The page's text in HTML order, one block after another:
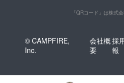
「QRコード」は株式
© CAMPFIRE,
Inc.
会社概
要
採
報